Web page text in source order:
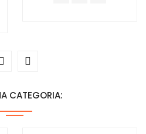
CATEGORIA: